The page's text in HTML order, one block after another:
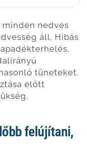
minden nedves
áll. Hibás
tüneteket.
előtt
felújítani,